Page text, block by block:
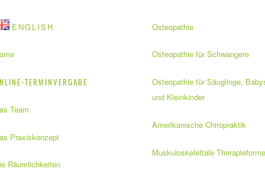
ENGLISH
TERMINVERGABE
Team
Praxiskonzept
Räumlichkeiten
Osteopathie
Osteopathie für Schwangere
Osteopathie für Säuglinge,
und Kleinkinder
Amerikanische Chiropraktik
Muskuloskelettale